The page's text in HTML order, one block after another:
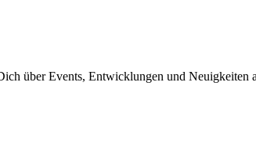
über Events, Entwicklungen und Neuigkeiten